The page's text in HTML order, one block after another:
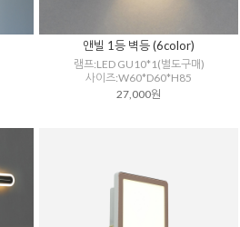
앤빌 1등 벽등 (6color)
램프:LED GU10*1(별도구매)
사이즈:W60*D60*H85
27,000원